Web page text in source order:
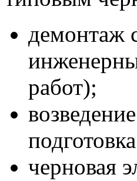
демонтаж
работ);
черновая